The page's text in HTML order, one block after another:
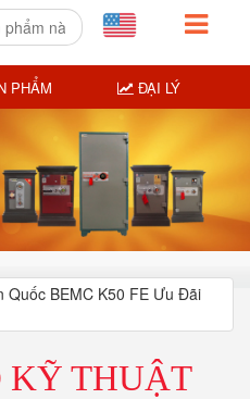
KỸ THUẬT
PHẨM ĐẠI LÝ